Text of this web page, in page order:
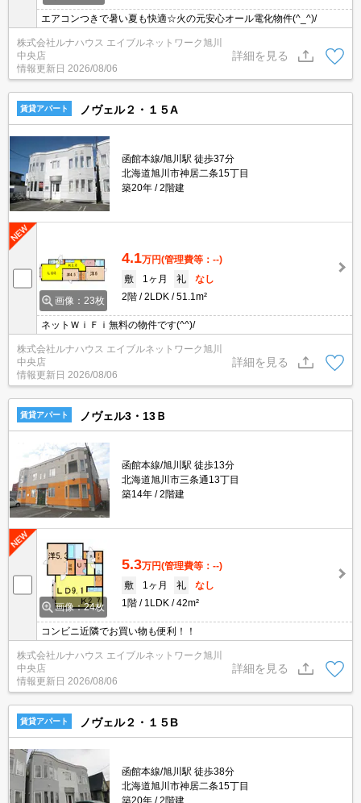
エアコンつきで暑い夏も快適☆火の元安心オール電化物件(^_^)/
株式会社ルナハウス エイブルネットワーク旭川
中央店
情報更新日 2026/08/06
詳細を見る
賃貸アパート ノヴェル２・１５A
函館本線/旭川駅 徒歩37分
北海道旭川市神居二条15丁目
築20年
2階建
画像：23枚
4.1万円(管理費等：--)
敷
1ヶ月 礼
なし
2階
2LDK 51.1m²
ネットＷｉＦｉ無料の物件です(^^)/
株式会社ルナハウス エイブルネットワーク旭川
中央店
情報更新日 2026/08/06
詳細を見る
賃貸アパート ノヴェル3・13Ｂ
函館本線/旭川駅 徒歩13分
北海道旭川市三条通13丁目
築14年
2階建
画像：24枚
5.3万円(管理費等：--)
敷
1ヶ月 礼
なし
1階
1LDK 42m²
コンビニ近隣でお買い物も便利！！
株式会社ルナハウス エイブルネットワーク旭川
中央店
情報更新日 2026/08/06
詳細を見る
賃貸アパート ノヴェル２・１５B
函館本線/旭川駅 徒歩38分
北海道旭川市神居二条15丁目
築20年
2階建